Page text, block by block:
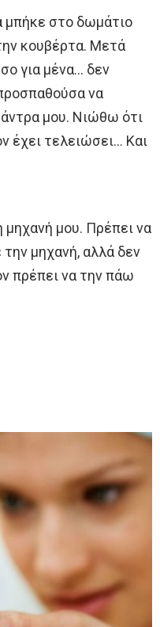
μπήκε στο δωμάτιο
κουβέρτα. Μετά
για μένα… δεν
να
μου. Νιώθω ότι
έχει τελειώσει… Και
μηχανή μου. Πρέπει να
μηχανή, αλλά δεν
πρέπει να την πάω